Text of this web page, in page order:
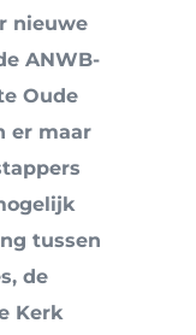
nieuwe
ANWB-
Oude
er maar
tussen
de
Kerk